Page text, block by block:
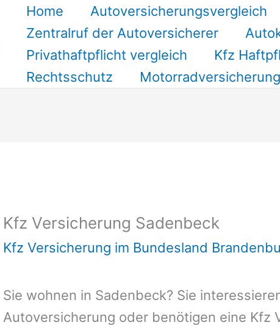
Home
Autoversicherungsvergleich
Zentralruf der Autoversicherer
Privathaftpflicht vergleich
Kfz
Rechtsschutz
Motorradversicherung
Kfz Versicherung Sadenbeck
Kfz Versicherung im Bundesland
Sie wohnen in Sadenbeck? Sie
Autoversicherung oder benötigen eine Kfz